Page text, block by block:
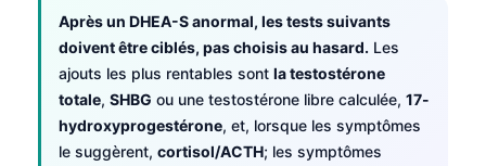
Après un DHEA-S anormal, les tests suivants
doivent être ciblés, pas choisis au hasard. Les
ajouts les plus rentables sont la testostérone
totale, SHBG ou une testostérone libre calculée, 17-
hydroxyprogestérone, et, lorsque les symptômes
le suggèrent, cortisol/ACTH; les symptômes
Հայերեն
Íslenska
Српски језик
Svenska